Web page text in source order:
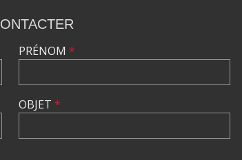
PRÉNOM *
OBJET *